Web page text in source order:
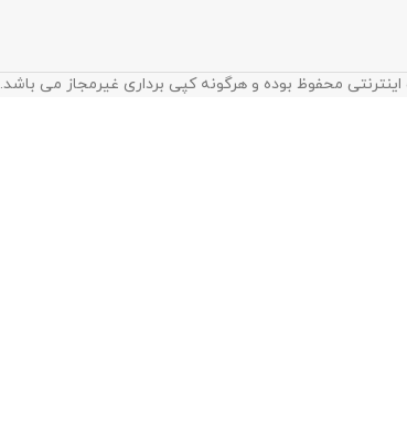
محفوظ بوده و هرگونه کپی برداری غیرمجاز می باشد.